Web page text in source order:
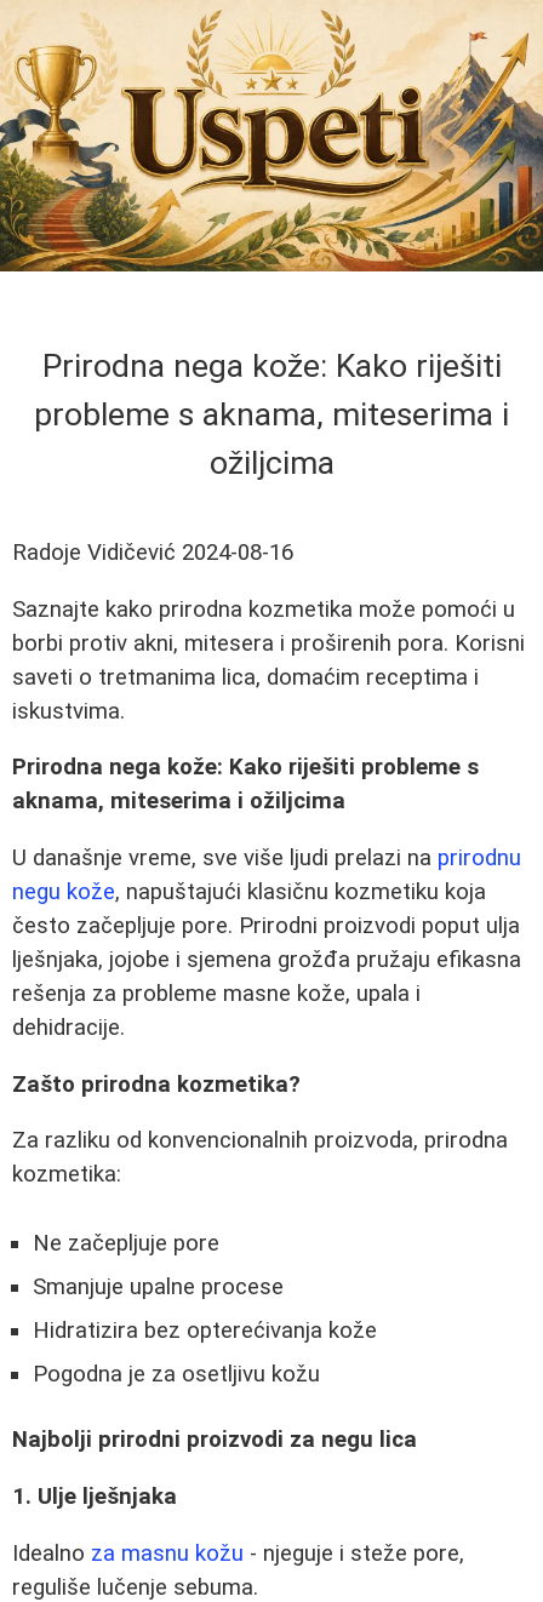
Prirodna nega kože: Kako riješiti
probleme s aknama, miteserima i
ožiljcima
Radoje Vidičević 2024-08-16
Saznajte kako prirodna kozmetika može pomoći u
borbi protiv akni, mitesera i proširenih pora. Korisni
saveti o tretmanima lica, domaćim receptima i
iskustvima.
Prirodna nega kože: Kako riješiti probleme s
aknama, miteserima i ožiljcima
U današnje vreme, sve više ljudi prelazi na prirodnu
negu kože, napuštajući klasičnu kozmetiku koja
često začepljuje pore. Prirodni proizvodi poput ulja
lješnjaka, jojobe i sjemena grožđa pružaju efikasna
rešenja za probleme masne kože, upala i
dehidracije.
Zašto prirodna kozmetika?
Za razliku od konvencionalnih proizvoda, prirodna
kozmetika:
Ne začepljuje pore
Smanjuje upalne procese
Hidratizira bez opterećivanja kože
Pogodna je za osetljivu kožu
Najbolji prirodni proizvodi za negu lica
1. Ulje lješnjaka
Idealno za masnu kožu - njeguje i steže pore,
reguliše lučenje sebuma.